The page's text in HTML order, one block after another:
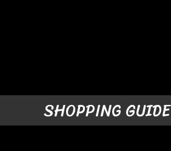
SHOPPING GUIDE